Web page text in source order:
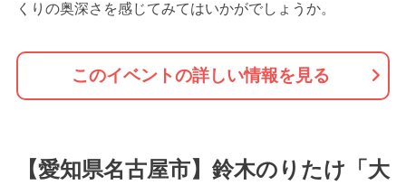
くりの奥深さを感じてみてはいかがでしょうか。
このイベントの詳しい情報を見る
【愛知県名古屋市】鈴木のりたけ「大